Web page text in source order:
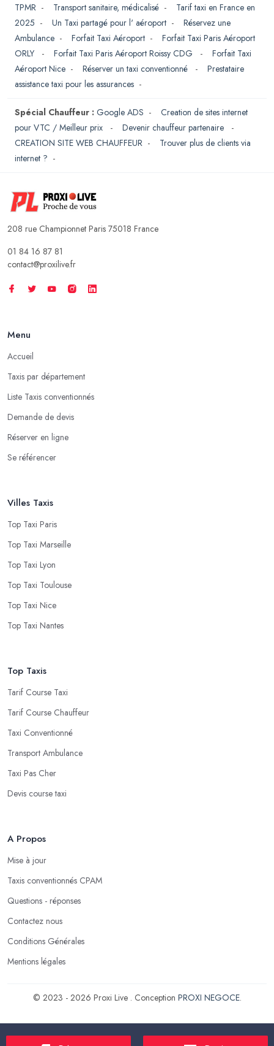
TPMR - Transport sanitaire, médicalisé - Tarif taxi en France en
2025 - Un Taxi partagé pour l' aéroport - Réservez une
Ambulance - Forfait Taxi Aéroport - Forfait Taxi Paris Aéroport
ORLY
- Forfait Taxi Paris Aéroport Roissy CDG - Forfait Taxi
Aéroport Nice - Réserver un taxi conventionné - Prestataire
assistance taxi pour les assurances -
Spécial Chauffeur : Google ADS - Creation de sites internet
pour VTC / Meilleur prix
- Devenir chauffeur partenaire
-
CREATION SITE WEB CHAUFFEUR - Trouver plus de clients via
internet ? -
208 rue Championnet Paris 75018 France
01 84 16 87 81
contact@proxilive.fr
Menu
Accueil
Taxis par département
Liste Taxis conventionnés
Demande de devis
Réserver en ligne
Se référencer
Villes Taxis
Top Taxi Paris
Top Taxi Marseille
Top Taxi Lyon
Top Taxi Toulouse
Top Taxi Nice
Top Taxi Nantes
Top Taxis
Tarif Course Taxi
Tarif Course Chauffeur
Taxi Conventionné
Transport Ambulance
Taxi Pas Cher
Devis course taxi
A Propos
Mise à jour
Taxis conventionnés CPAM
Questions - réponses
Contactez nous
Conditions Générales
Mentions légales
© 2023 - 2026 Proxi Live . Conception PROXI NEGOCE.